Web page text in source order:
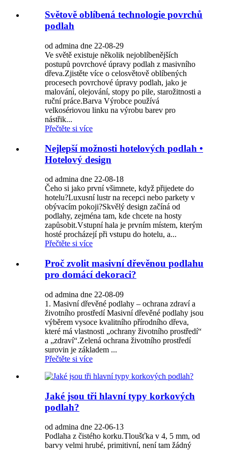
Světově oblíbená technologie povrchů
podlah
od admina dne 22-08-29
Ve světě existuje několik nejoblíbenějších
postupů povrchové úpravy podlah z masivního
dřeva.Zjistěte více o celosvětově oblíbených
procesech povrchové úpravy podlah, jako je
malování, olejování, stopy po pile, starožitnosti a
ruční práce.Barva Výrobce používá
velkosériovou linku na výrobu barev pro
nástřik...
Přečtěte si více
Nejlepší možnosti hotelových podlah •
Hotelový design
od admina dne 22-08-18
Čeho si jako první všimnete, když přijedete do
hotelu?Luxusní lustr na recepci nebo parkety v
obývacím pokoji?Skvělý design začíná od
podlahy, zejména tam, kde chcete na hosty
zapůsobit.Vstupní hala je prvním místem, kterým
hosté procházejí při vstupu do hotelu, a...
Přečtěte si více
Proč zvolit masivní dřevěnou podlahu
pro domácí dekoraci?
od admina dne 22-08-09
1. Masivní dřevěné podlahy – ochrana zdraví a
životního prostředí Masivní dřevěné podlahy jsou
výběrem vysoce kvalitního přírodního dřeva,
které má vlastnosti „ochrany životního prostředí“
a „zdraví“.Zelená ochrana životního prostředí
surovin je základem ...
Přečtěte si více
Jaké jsou tři hlavní typy korkových
podlah?
od admina dne 22-06-13
Podlaha z čistého korku.Tloušťka v 4, 5 mm, od
barvy velmi hrubé, primitivní, není tam žádný